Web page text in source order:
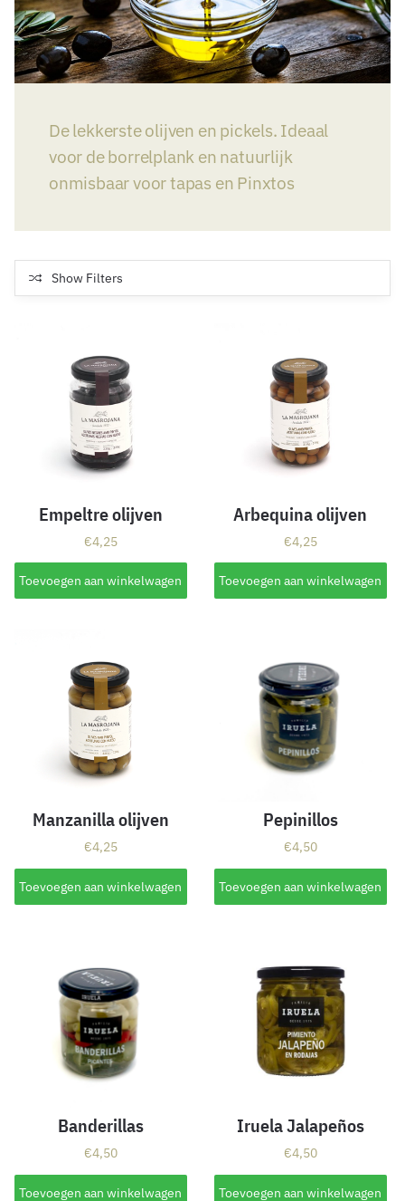
De lekkerste olijven en pickels. Ideaal
voor de borrelplank en natuurlijk
onmisbaar voor tapas en Pinxtos
Show Filters
Empeltre olijven
€4,25
Toevoegen aan winkelwagen
Arbequina olijven
€4,25
Toevoegen aan winkelwagen
Manzanilla olijven
€4,25
Toevoegen aan winkelwagen
Pepinillos
€4,50
Toevoegen aan winkelwagen
Banderillas
€4,50
Toevoegen aan winkelwagen
Iruela Jalapeños
€4,50
Toevoegen aan winkelwagen